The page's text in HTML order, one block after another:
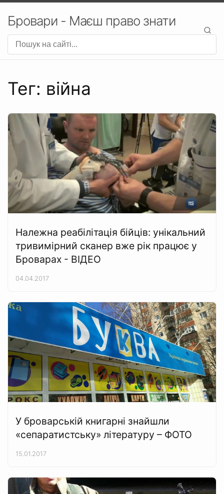
Бровари - Маєш право знати
Тег: війна
Належна реабілітація бійців: унікальний
тривимірний сканер вже рік працює у
Броварах - ВІДЕО
04.04.2017
У броварській книгарні знайшли
«сепаратистську» літературу – ФОТО
15.01.2017